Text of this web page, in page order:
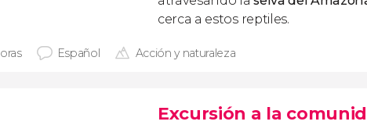
cerca a estos reptiles.
Español Acción y naturaleza
Excursión a la